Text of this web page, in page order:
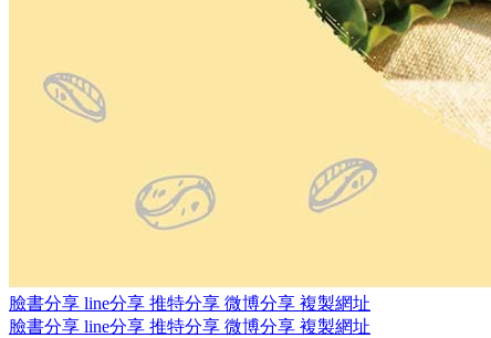
臉書分享 line分享 推特分享 微博分享 複製網址
臉書分享 line分享 推特分享 微博分享 複製網址